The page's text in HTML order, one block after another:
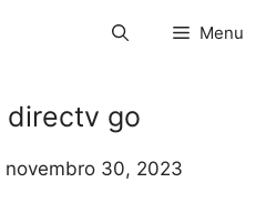
Menu
directv go
novembro 30, 2023